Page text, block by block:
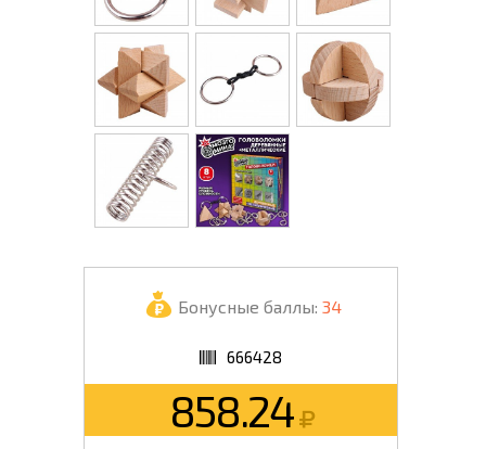
Бонусные баллы: 34
666428
858.24